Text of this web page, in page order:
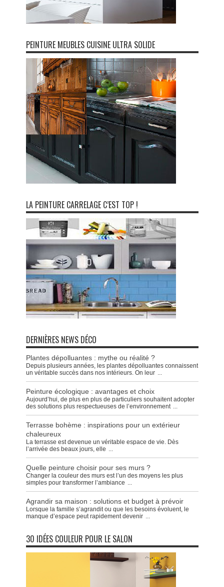
PEINTURE MEUBLES CUISINE ULTRA SOLIDE
LA PEINTURE CARRELAGE C’EST TOP !
DERNIÈRES NEWS DÉCO
Plantes dépolluantes : mythe ou réalité ?
Depuis plusieurs années, les plantes dépolluantes connaissent
un véritable succès dans nos intérieurs. On leur ...
Peinture écologique : avantages et choix
Aujourd’hui, de plus en plus de particuliers souhaitent adopter
des solutions plus respectueuses de l’environnement ...
Terrasse bohème : inspirations pour un extérieur
chaleureux
La terrasse est devenue un véritable espace de vie. Dès
l’arrivée des beaux jours, elle ...
Quelle peinture choisir pour ses murs ?
Changer la couleur des murs est l’un des moyens les plus
simples pour transformer l’ambiance ...
Agrandir sa maison : solutions et budget à prévoir
Lorsque la famille s’agrandit ou que les besoins évoluent, le
manque d’espace peut rapidement devenir ...
30 IDÉES COULEUR POUR LE SALON